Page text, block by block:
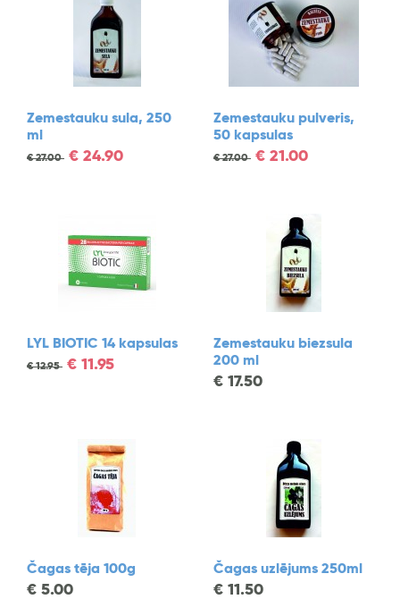
Zemestauku sula, 250
ml
€27.00 € 24.90
Zemestauku pulveris,
50 kapsulas
€27.00 € 21.00
LYL BIOTIC 14 kapsulas
€12.95 € 11.95
Zemestauku biezsula
200 ml
€ 17.50
Čagas tēja 100g
€ 5.00
Čagas uzlējums 250ml
€ 11.50